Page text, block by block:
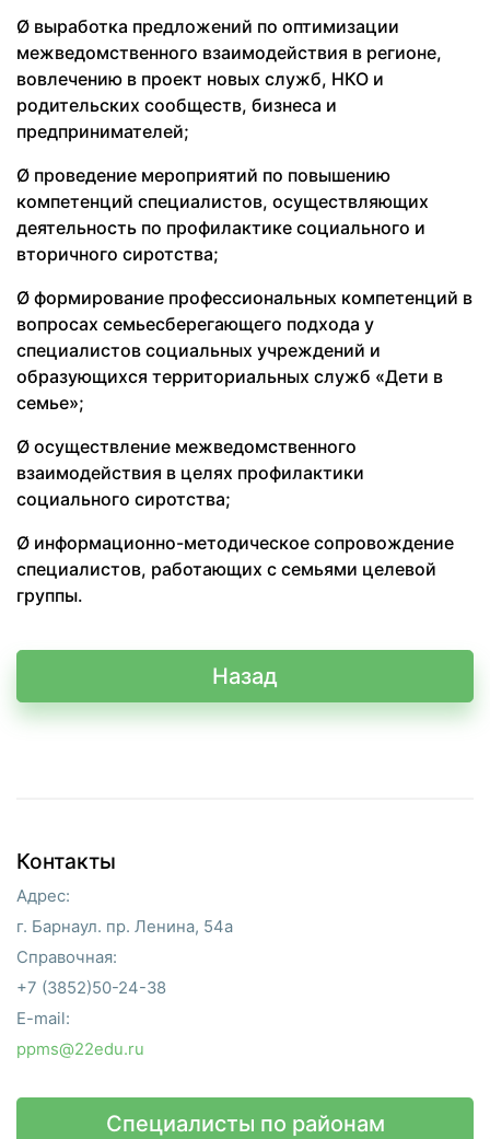
Ø выработка предложений по оптимизации
межведомственного взаимодействия в регионе,
вовлечению в проект новых служб, НКО и
родительских сообществ, бизнеса и
предпринимателей;
Ø проведение мероприятий по повышению
компетенций специалистов, осуществляющих
деятельность по профилактике социального и
вторичного сиротства;
Ø формирование профессиональных компетенций в
вопросах семьесберегающего подхода у
специалистов социальных учреждений и
образующихся территориальных служб «Дети в
семье»;
Ø осуществление межведомственного
взаимодействия в целях профилактики
социального сиротства;
Ø информационно-методическое сопровождение
специалистов, работающих с семьями целевой
группы.
Назад
Контакты
Адрес:
г. Барнаул. пр. Ленина, 54а
Справочная:
+7 (3852)50-24-38
E-mail:
ppms@22edu.ru
Специалисты по районам